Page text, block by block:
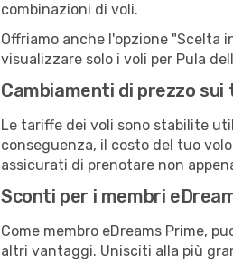
combinazioni di voli.
Offriamo anche l'opzione "Scelta
visualizzare solo i voli per Pula
Cambiamenti di prezzo
Le tariffe dei voli sono stabilite
conseguenza, il costo del tuo
assicurati di prenotare non
Sconti per i membri
Come membro eDreams Prime,
altri vantaggi. Unisciti alla più